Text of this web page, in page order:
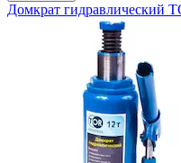
Домкрат гидравлический